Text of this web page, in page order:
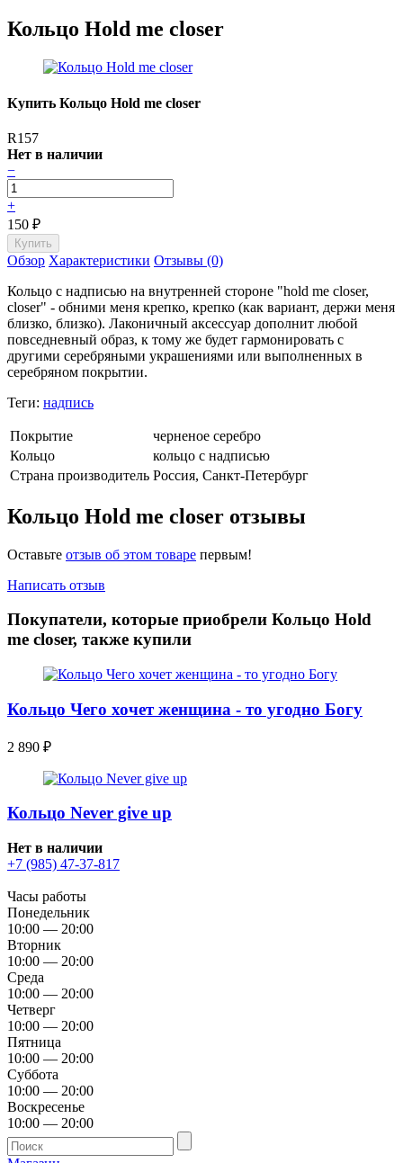
Кольцо Hold me closer
Купить Кольцо Hold me closer
R157
Нет в наличии
−
+
150 ₽
Обзор Характеристики Отзывы (0)
Кольцо с надписью на внутренней стороне "hold me closer,
closer" - обними меня крепко, крепко (как вариант, держи меня
близко, близко). Лаконичный аксессуар дополнит любой
повседневный образ, к тому же будет гармонировать с
другими серебряными украшениями или выполненных в
серебряном покрытии.
Теги: надпись
Покрытие
черненое серебро
Кольцо
кольцо с надписью
Страна производитель Россия, Санкт-Петербург
Кольцо Hold me closer отзывы
Оставьте отзыв об этом товаре первым!
Написать отзыв
Покупатели, которые приобрели Кольцо Hold
me closer, также купили
Кольцо Чего хочет женщина - то угодно Богу
2 890 ₽
Кольцо Never give up
Нет в наличии
+7 (985) 47-37-817
Часы работы
Понедельник
10:00 — 20:00
Вторник
10:00 — 20:00
Среда
10:00 — 20:00
Четверг
10:00 — 20:00
Пятница
10:00 — 20:00
Суббота
10:00 — 20:00
Воскресенье
10:00 — 20:00